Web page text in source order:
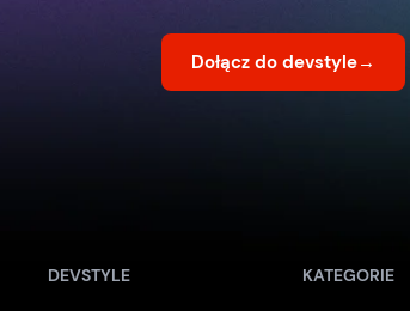
Dołącz do devstyle→
DEVSTYLE KATEGORIE